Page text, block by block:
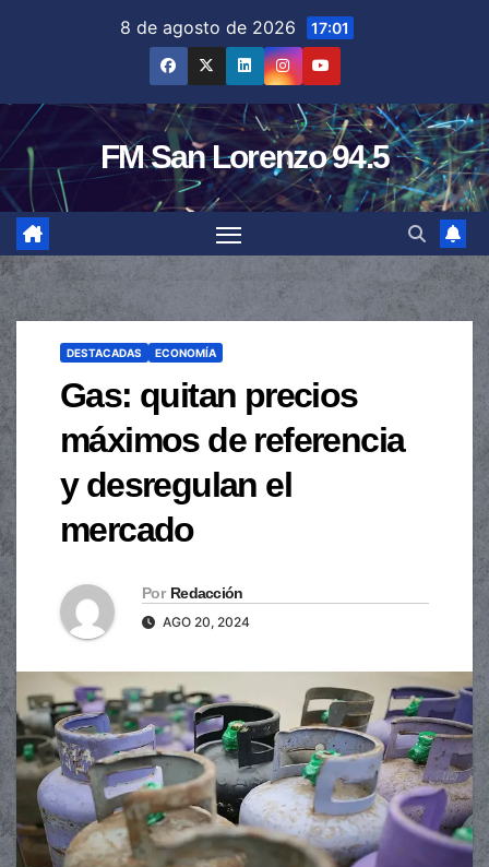
8 de agosto de 2026 17:01
FM San Lorenzo 94.5
DESTACADAS ECONOMÍA
Gas: quitan precios
máximos de referencia
y desregulan el
mercado
Por Redacción
AGO 20, 2024